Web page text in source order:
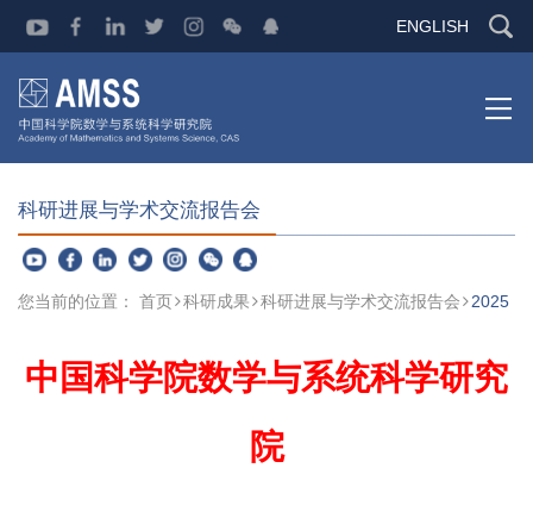
ENGLISH
科研进展与学术交流报告会
您当前的位置： 首页 科研成果 科研进展与学术交流报告会 2025
中国科学院数学与系统科学研究
院